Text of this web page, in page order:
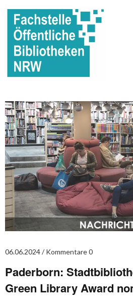
06.06.2024 Kommentare 0
Paderborn:
Green Library Award